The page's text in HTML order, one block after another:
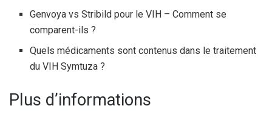
Genvoya vs Stribild pour le VIH – Comment se
comparent-ils ?
Quels médicaments sont contenus dans le traitement
du VIH Symtuza ?
Plus d’informations